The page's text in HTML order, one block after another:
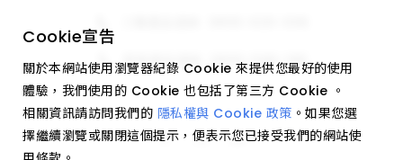
廚具產品諮詢 0800-589-189
Cookie宣告
關於本網站使用瀏覽器紀錄 Cookie 來提供您最好的使用
體驗，我們使用的 Cookie 也包括了第三方 Cookie 。
相關資訊請訪問我們的 隱私權與 Cookie 政策 。如果您選
擇繼續瀏覽或關閉這個提示，便表示您已接受我們的網站使